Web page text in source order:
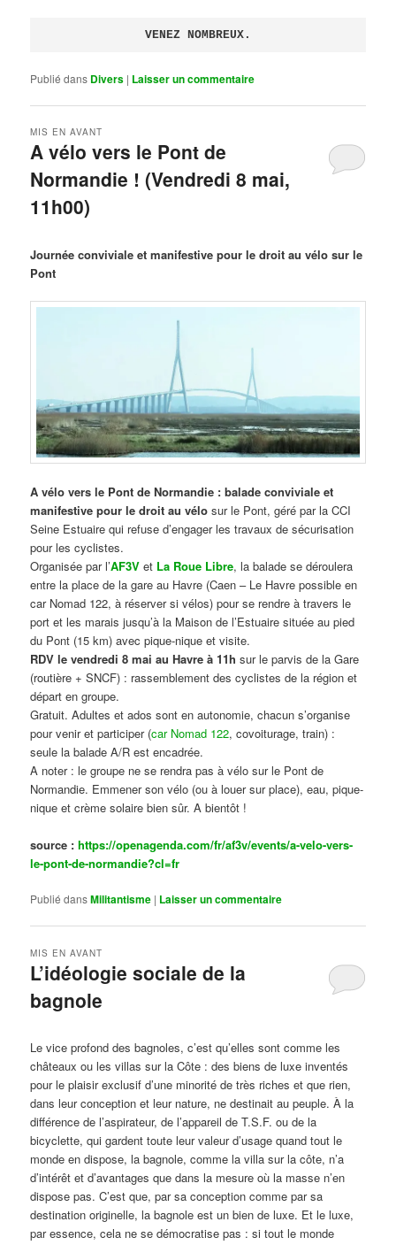
VENEZ NOMBREUX.
Publié dans Divers | Laisser un commentaire
A vélo vers le Pont de
Normandie ! (Vendredi 8 mai,
11h00)
MIS EN AVANT
Journée conviviale et manifestive pour le droit au vélo sur le
Pont
A vélo vers le Pont de Normandie : balade conviviale et
manifestive pour le droit au vélo sur le Pont, géré par la CCI
Seine Estuaire qui refuse d’engager les travaux de sécurisation
pour les cyclistes.
Organisée par l’AF3V et La Roue Libre, la balade se déroulera
entre la place de la gare au Havre (Caen – Le Havre possible en
car Nomad 122, à réserver si vélos) pour se rendre à travers le
port et les marais jusqu’à la Maison de l’Estuaire située au pied
du Pont (15 km) avec pique-nique et visite.
RDV le vendredi 8 mai au Havre à 11h sur le parvis de la Gare
(routière + SNCF) : rassemblement des cyclistes de la région et
départ en groupe.
Gratuit. Adultes et ados sont en autonomie, chacun s’organise
pour venir et participer (car Nomad 122, covoiturage, train) :
seule la balade A/R est encadrée.
A noter : le groupe ne se rendra pas à vélo sur le Pont de
Normandie. Emmener son vélo (ou à louer sur place), eau, pique-
nique et crème solaire bien sûr. A bientôt !
source :https://openagenda.com/fr/af3v/events/a-velo-vers-
le-pont-de-normandie?cl=fr
Publié dansMilitantisme | Laisser un commentaire
L’idéologie sociale de la
bagnole
MIS EN AVANT
Le vice profond des bagnoles, c’est qu’elles sont comme les
châteaux ou les villas sur la Côte : des biens de luxe inventés
pour le plaisir exclusif d’une minorité de très riches et que rien,
dans leur conception et leur nature, ne destinait au peuple. À la
différence de l’aspirateur, de l’appareil de T.S.F. ou de la
bicyclette, qui gardent toute leur valeur d’usage quand tout le
monde en dispose, la bagnole, comme la villa sur la côte, n’a
d’intérêt et d’avantages que dans la mesure où la masse n’en
dispose pas. C’est que, par sa conception comme par sa
destination originelle, la bagnole est un bien de luxe. Et le luxe,
par essence, cela ne se démocratise pas : si tout le monde